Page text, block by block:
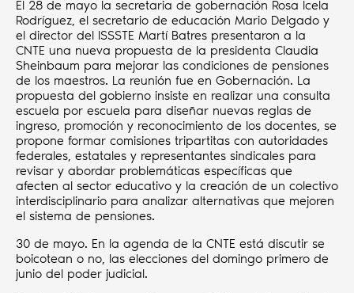
El 28 de mayo la secretaria de gobernación Rosa Icela
Rodríguez, el secretario de educación Mario Delgado y
el director del ISSSTE Martí Batres presentaron a la
CNTE una nueva propuesta de la presidenta Claudia
Sheinbaum para mejorar las condiciones de pensiones
de los maestros. La reunión fue en Gobernación. La
propuesta del gobierno insiste en realizar una consulta
escuela por escuela para diseñar nuevas reglas de
ingreso, promoción y reconocimiento de los docentes, se
propone formar comisiones tripartitas con autoridades
federales, estatales y representantes sindicales para
revisar y abordar problemáticas específicas que
afecten al sector educativo y la creación de un colectivo
interdisciplinario para analizar alternativas que mejoren
el sistema de pensiones.
30 de mayo. En la agenda de la CNTE está discutir se
boicotean o no, las elecciones del domingo primero de
junio del poder judicial.